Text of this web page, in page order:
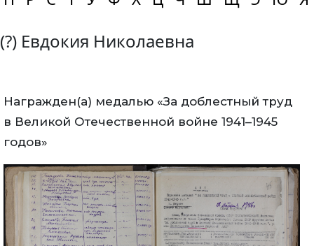
(?) Евдокия Николаевна
Награжден(а) медалью «За доблестный труд
в Великой Отечественной войне 1941–1945
годов»